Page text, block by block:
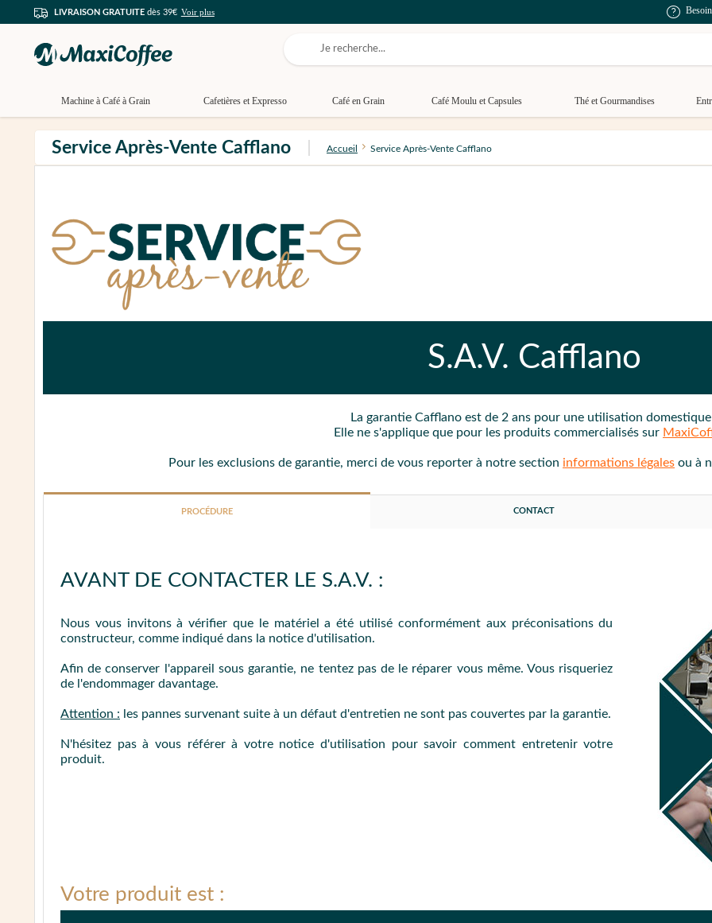
LIVRAISON GRATUITE dès 39€ Voir plus
Machine à Café à Grain Cafetières et Expresso Café en Grain Café Moulu et Capsules Thé et Gourmandises
Service Après-Vente Cafflano Accueil Service Après-Vente Cafflano
S.A.V. Cafflano
La garantie Cafflano est de 2 ans pour une utilisation
Elle ne s'applique que pour les produits commercialisés sur
Pour les exclusions de garantie, merci de vous reporter à notre section informations légales ou à
PROCÉDURE CONTACT
AVANT DE CONTACTER LE S.A.V. :
Nous vous invitons à vérifier que le matériel a été utilisé conformément aux préconisations du
constructeur, comme indiqué dans la notice d'utilisation.
Afin de conserver l'appareil sous garantie, ne tentez pas de le réparer vous même. Vous risqueriez
de l'endommager davantage.
Attention : les pannes survenant suite à un défaut d'entretien ne sont pas couvertes par la garantie.
N'hésitez pas à vous référer à votre notice d'utilisation pour savoir comment entretenir votre
produit.
Votre produit est :